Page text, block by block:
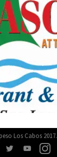
Los Cabos 2017.